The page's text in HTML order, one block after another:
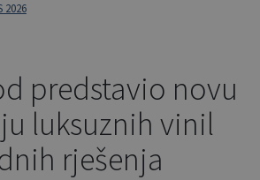
2026
predstavio novu
luksuznih vinil
rješenja